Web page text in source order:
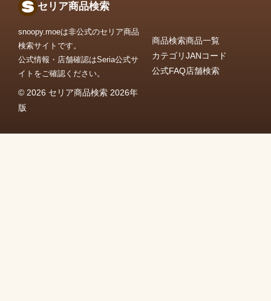
セリア商品検索
snoopy.moeは非公式のセリア商品
検索サイトです。
公式情報・店舗確認はSeria公式サ
イトをご確認ください。
© 2026 セリア商品検索 2026年
版
商品検索商品一覧
カテゴリJANコード
公式FAQ店舗検索